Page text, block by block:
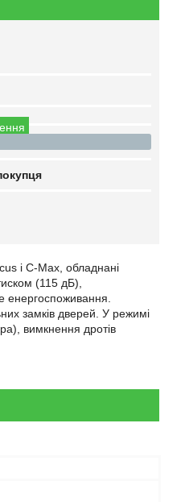
і C-Max, обладнані
(115 дБ),
енергоспоживання.
замків дверей. У режимі
вимкнення дротів